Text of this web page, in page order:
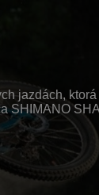
jazdách,
SHIMANO